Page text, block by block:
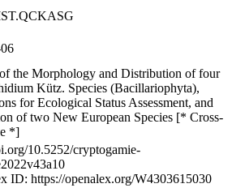
the Morphology and Distribution of four
Kütz. Species (Bacillariophyta),
for Ecological Status Assessment, and
of two New European Species [* Cross-
*]
10.5252/cryptogamie-
ID: https://openalex.org/W4303615030